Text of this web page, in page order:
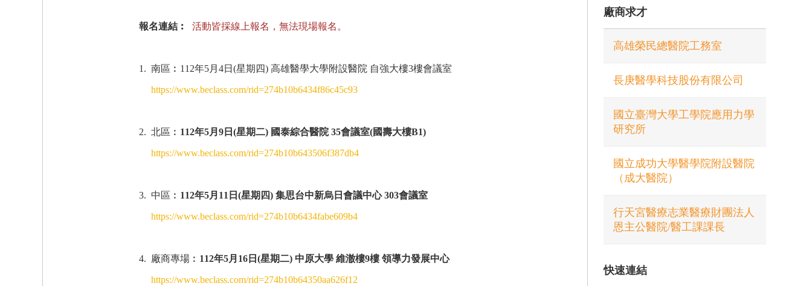
報名連結︰ 活動皆採線上報名，無法現場報名。
1. 南區︰112年5月4日(星期四) 高雄醫學大學附設醫院 自強大樓3樓會議室
https://www.beclass.com/rid=274b10b6434f86c45c93
2. 北區︰ 112年5月9日(星期二) 國泰綜合醫院 35會議室(國壽大樓B1)
https://www.beclass.com/rid=274b10b643506f387db4
3. 中區︰ 112年5月11日(星期四) 集思台中新烏日會議中心 303會議室
https://www.beclass.com/rid=274b10b6434fabe609b4
4. 廠商專場︰ 112年5月16日(星期二) 中原大學 維澈樓9樓 領導力發展中心
https://www.beclass.com/rid=274b10b64350aa626f12
廠商求才
高雄榮民總醫院工務室
長庚醫學科技股份有限公司
國立臺灣大學工學院應用力學
研究所
國立成功大學醫學院附設醫院
（成大醫院）
行天宮醫療志業醫療財團法人
恩主公醫院/醫工課課長
快速連結